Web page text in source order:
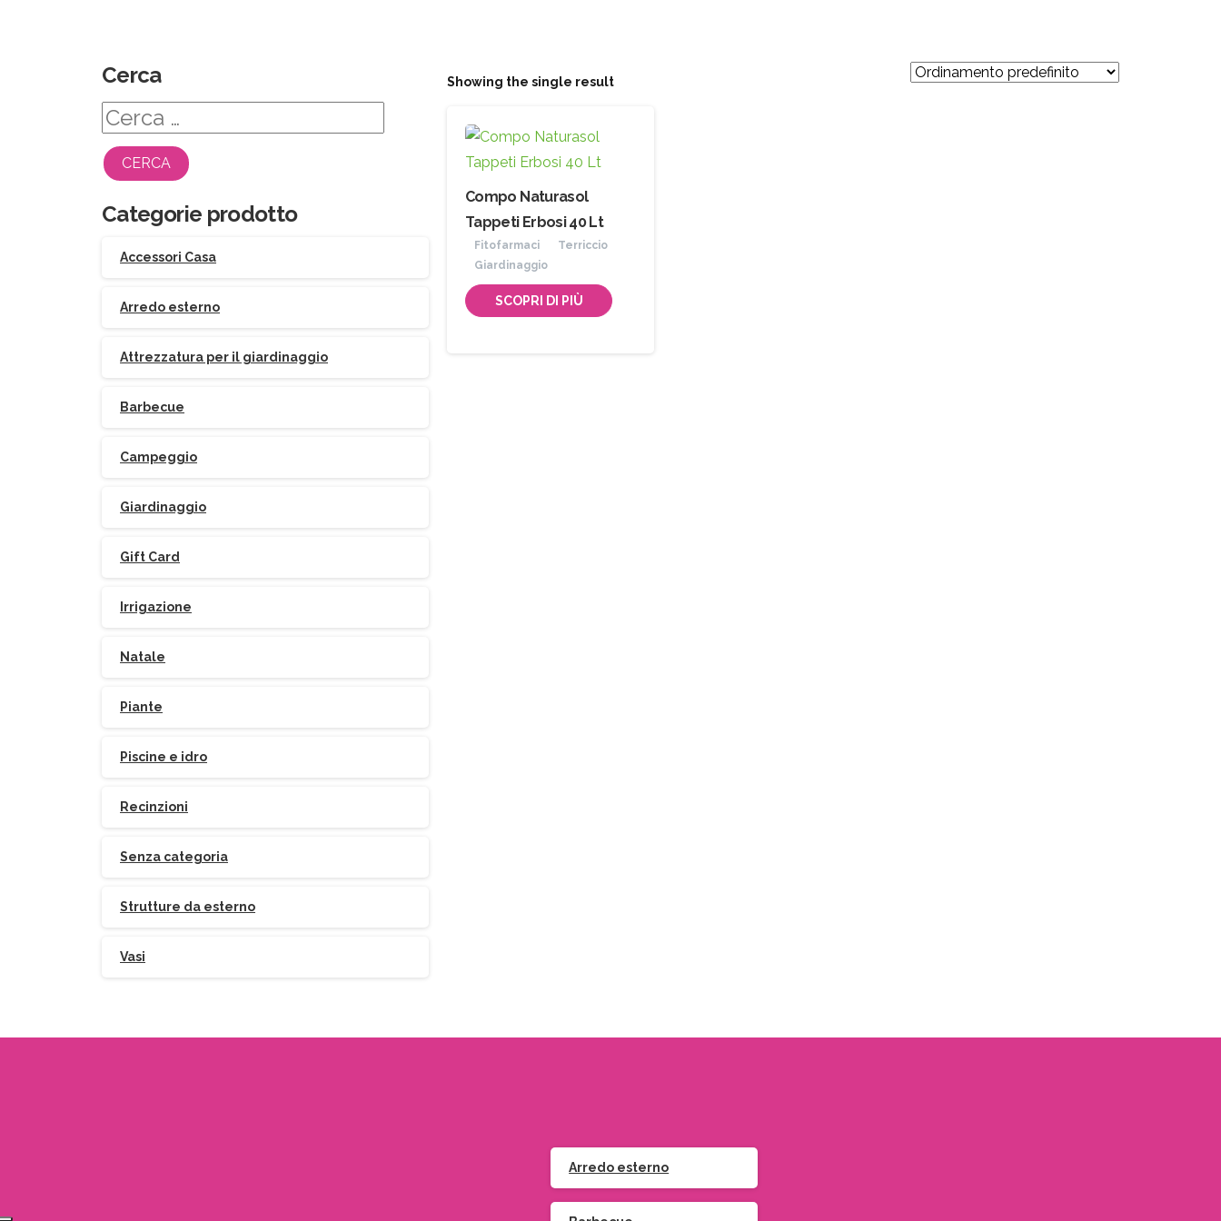
Showing the single result
Compo Naturasol
Tappeti Erbosi 40 Lt
Fitofarmaci
Terriccio
Giardinaggio
SCOPRI DI PIÙ
Cerca
Ricerca
per:
Categorie prodotto
Accessori Casa
Arredo esterno
Attrezzatura per il giardinaggio
Barbecue
Campeggio
Giardinaggio
Gift Card
Irrigazione
Natale
Piante
Piscine e idro
Recinzioni
Senza categoria
Strutture da esterno
Vasi
Arredo esterno